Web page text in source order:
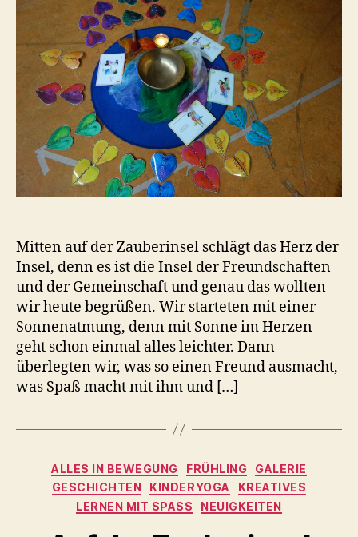
Mitten auf der Zauberinsel schlägt das Herz der
Insel, denn es ist die Insel der Freundschaften
und der Gemeinschaft und genau das wollten
wir heute begrüßen. Wir starteten mit einer
Sonnenatmung, denn mit Sonne im Herzen
geht schon einmal alles leichter. Dann
überlegten wir, was so einen Freund ausmacht,
was Spaß macht mit ihm und […]
Kategorien
ALLES IN BEWEGUNG FRÜHLING
GALERIE
GESCHICHTEN
KINDERYOGA
KREATIVES
LERNEN MIT SPASS
NEUIGKEITEN
V